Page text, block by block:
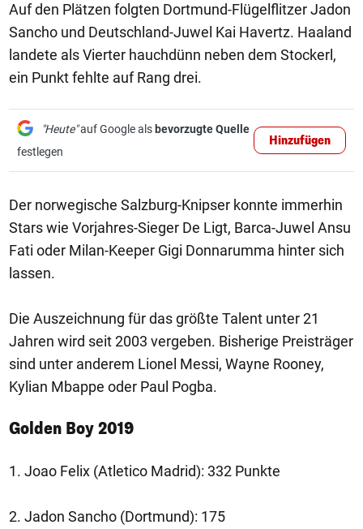
Auf den Plätzen folgten Dortmund-Flügelflitzer Jadon
Sancho und Deutschland-Juwel Kai Havertz. Haaland
landete als Vierter hauchdünn neben dem Stockerl,
ein Punkt fehlte auf Rang drei.
"Heute"auf Google als bevorzugte Quelle
festlegen
Hinzufügen
Der norwegische Salzburg-Knipser konnte immerhin
Stars wie Vorjahres-Sieger De Ligt, Barca-Juwel Ansu
Fati oder Milan-Keeper Gigi Donnarumma hinter sich
lassen.
Die Auszeichnung für das größte Talent unter 21
Jahren wird seit 2003 vergeben. Bisherige Preisträger
sind unter anderem Lionel Messi, Wayne Rooney,
Kylian Mbappe oder Paul Pogba.
Golden Boy 2019
1. Joao Felix (Atletico Madrid): 332 Punkte
2. Jadon Sancho (Dortmund): 175